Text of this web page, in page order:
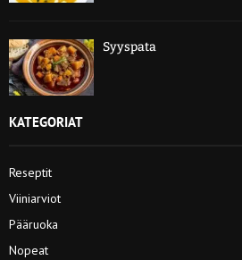
Syyspata
KATEGORIAT
Reseptit
Viiniarviot
Pääruoka
Nopeat